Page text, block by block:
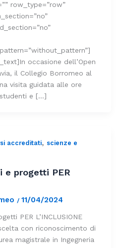
row_type=”row”
occasione dell’Open
il Collegio Borromeo al
visita guidata alle ore
e […]
accreditati, scienze e
e progetti PER
/ 11/04/2024
PER L’INCLUSIONE
con riconoscimento di
magistrale in Ingegneria